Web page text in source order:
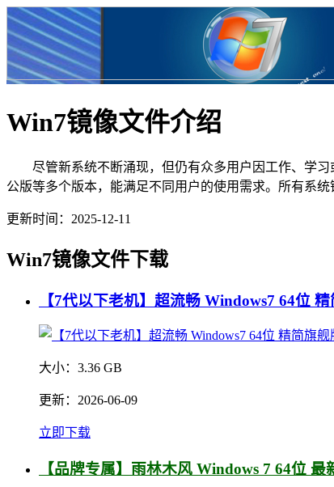
Win7镜像文件介绍
尽管新系统不断涌现，但仍有众多用户因工作、学习
公版等多个版本，能满足不同用户的使用需求。所有系
更新时间：2025-12-11
Win7镜像文件下载
【7代以下老机】超流畅 Windows7 64位
大小： 3.36 GB
更新： 2026-06-09
立即下载
【品牌专属】雨林木风 Windows 7 64位 最